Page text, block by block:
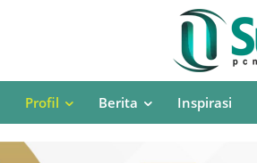
Profil Berita Inspirasi